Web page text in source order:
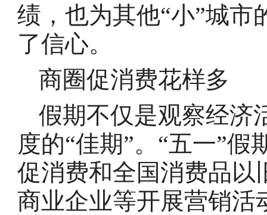
绩，也为其他“小”城
了信心。
商圈促消费花样多
假期不仅是观察经济
度的“佳期”。“五一”
促消费和全国消费品以
商业企业等开展营销活